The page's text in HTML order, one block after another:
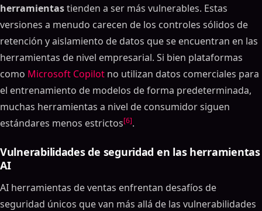
herramientastienden a ser más vulnerables. Estas
versiones a menudo carecen de los controles sólidos de
retención y aislamiento de datos que se encuentran en las
herramientas de nivel empresarial. Si bien plataformas
como Microsoft Copilot no utilizan datos comerciales para
el entrenamiento de modelos de forma predeterminada,
muchas herramientas a nivel de consumidor siguen
estándares menos estrictos[6].
Vulnerabilidades de seguridad en las herramientas
AI
AI herramientas de ventas enfrentan desafíos de
seguridad únicos que van más allá de las vulnerabilidades